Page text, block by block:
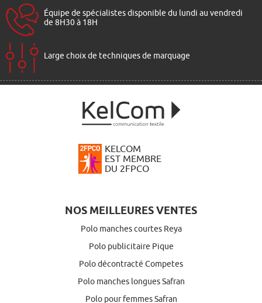
Équipe de spécialistes disponible du lundi au vendredi
de 8H30 à 18H
Large choix de techniques de marquage
KELCOM
EST MEMBRE
DU 2FPCO
NOS MEILLEURES VENTES
Polo manches courtes Reya
Polo publicitaire Pique
Polo décontracté Competes
Polo manches longues Safran
Polo pour femmes Safran